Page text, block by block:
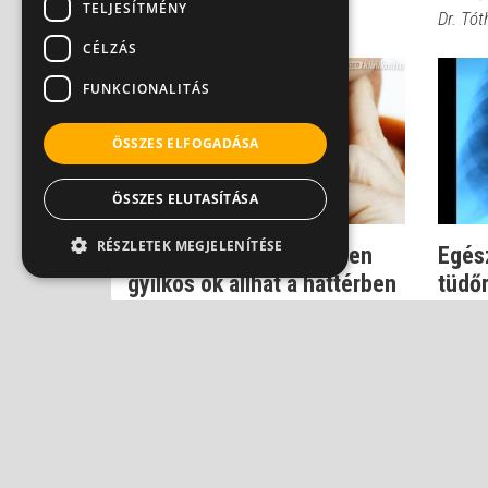
Dr.
Rekedt hang - meglepően
gyilkos ok állhat a háttérben
TELJESÍTMÉNY
CÉLZÁS
FUNKCIONALITÁS
ÖSSZES ELFOGADÁSA
ÖSSZES ELUTASÍTÁSA
RÉSZLETEK MEGJELENÍTÉSE